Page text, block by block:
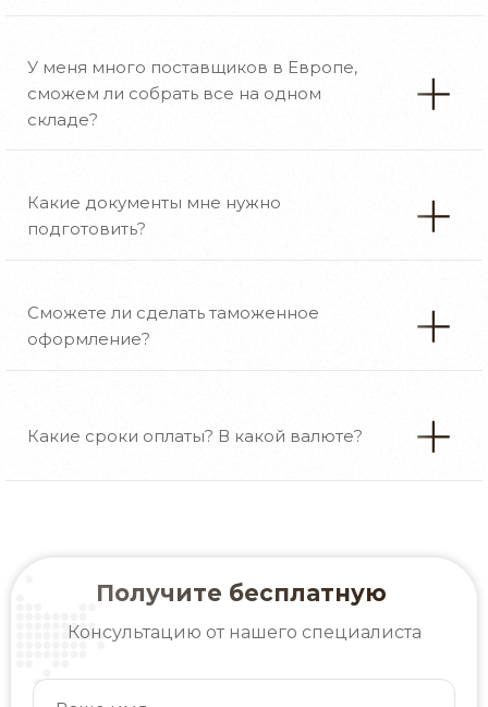
У меня много поставщиков в Европе,
сможем ли собрать все на одном
складе?
Какие документы мне нужно
подготовить?
Сможете ли сделать таможенное
оформление?
Какие сроки оплаты? В какой валюте?
Получите бесплатную
Консультацию от нашего специалиста